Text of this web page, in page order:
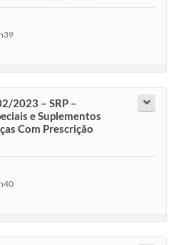
2023 – SRP –
e Suplementos
Com Prescrição